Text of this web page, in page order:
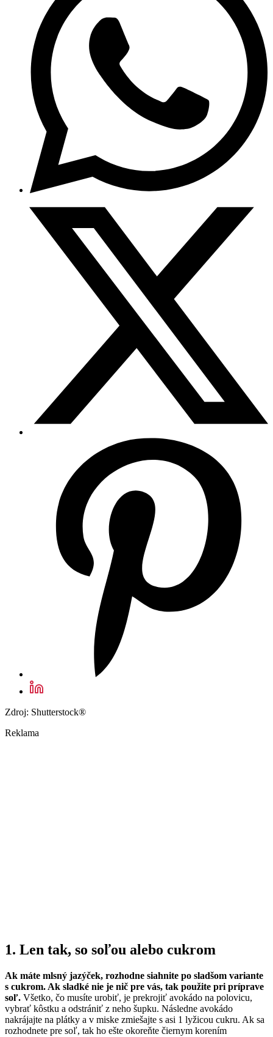
Zdroj: Shutterstock®
Reklama
1. Len tak, so soľou alebo cukrom
Ak máte mlsný jazýček, rozhodne siahnite po sladšom variante
s cukrom. Ak sladké nie je nič pre vás, tak použite pri príprave
soľ. Všetko, čo musíte urobiť, je prekrojiť avokádo na polovicu,
vybrať kôstku a odstrániť z neho šupku. Následne avokádo
nakrájajte na plátky a v miske zmiešajte s asi 1 lyžicou cukru. Ak sa
rozhodnete pre soľ, tak ho ešte okoreňte čiernym korením